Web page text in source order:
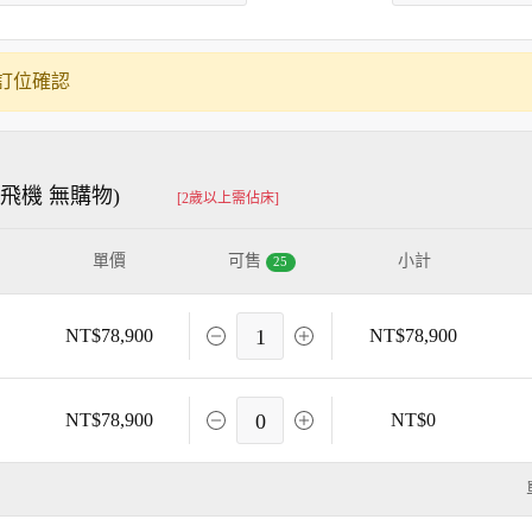
位確認
機 無購物) [2歲以上需佔床]
單價 可售 25 小計
NT$78,900 1 NT$78,900
NT$78,900 0 NT$0